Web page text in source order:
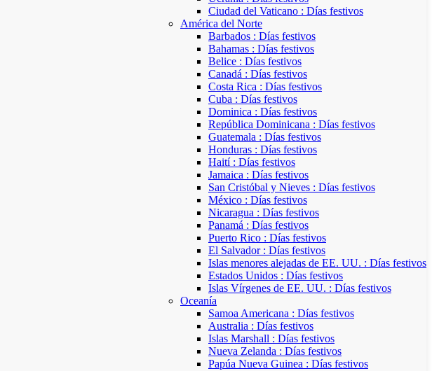
Ciudad del Vaticano : Días festivos
América del Norte
Barbados : Días festivos
Bahamas : Días festivos
Belice : Días festivos
Canadá : Días festivos
Costa Rica : Días festivos
Cuba : Días festivos
Dominica : Días festivos
República Dominicana : Días festivos
Guatemala : Días festivos
Honduras : Días festivos
Haití : Días festivos
Jamaica : Días festivos
San Cristóbal y Nieves : Días festivos
México : Días festivos
Nicaragua : Días festivos
Panamá : Días festivos
Puerto Rico : Días festivos
El Salvador : Días festivos
Islas menores alejadas de EE. UU. : Días festivos
Estados Unidos : Días festivos
Islas Vírgenes de EE. UU. : Días festivos
Oceanía
Samoa Americana : Días festivos
Australia : Días festivos
Islas Marshall : Días festivos
Nueva Zelanda : Días festivos
Papúa Nueva Guinea : Días festivos